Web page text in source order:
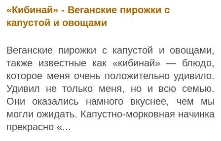
«Кибинай» - Веганские пирожки с
капустой и овощами
Веганские пирожки с капустой и овощами,
также известные как «кибинай» — блюдо,
которое меня очень положительно удивило.
Удивил не только меня, но и всю семью.
Они оказались намного вкуснее, чем мы
могли ожидать. Капустно-морковная начинка
прекрасно «...